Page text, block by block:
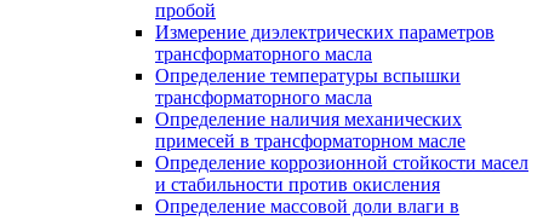
пробой
Измерение диэлектрических параметров
трансформаторного масла
Определение температуры вспышки
трансформаторного масла
Определение наличия механических
примесей в трансформаторном масле
Определение коррозионной стойкости масел
и стабильности против окисления
Определение массовой доли влаги в